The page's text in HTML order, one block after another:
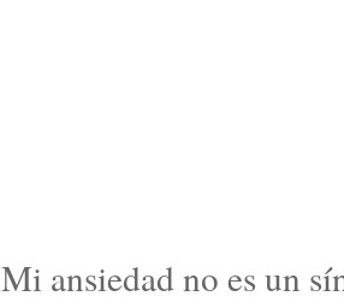
Mi ansiedad no es un